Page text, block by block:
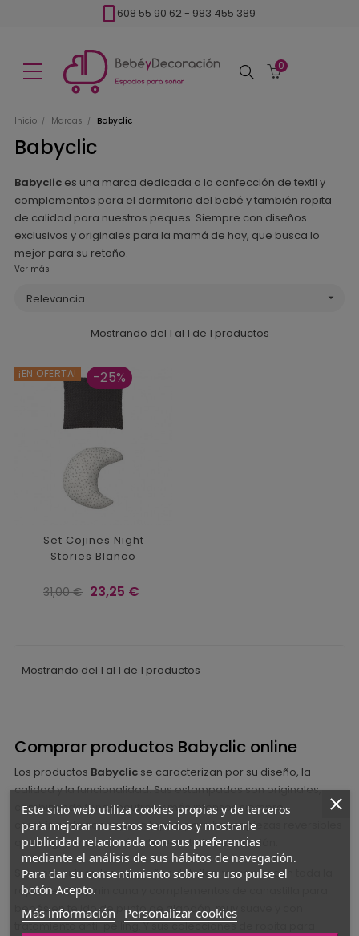
608 55 90 62 - 983 455 389
Buscar
0
Inicio Marcas Babyclic
Babyclic
Babyclic es una marca dedicada a la confección de textil y
complementos para el dormitorio del bebé y también ropita
de calidad para nuestros peques. Siempre con diseños
exclusivos y originales para la mamá de hoy, que busca lo
mejor para su retoño.
Ver más
Relevancia 
Mostrando del 1 al 1 de 1 productos
¡EN OFERTA! -25%
Set Cojines Night
Stories Blanco
Precio
31,00 € Precio
23,25 €
Mostrando del 1 al 1 de 1 productos
Comprar productos Babyclic online
Los productos Babyclic se caracterizan por su diseño, la
calidad y la funcionalidad. Sus estampados son originales,
combinando tonos neutros y más intensos siempre
combinando con rayas o topos, para hacer piezas reversibles
que hagan mucho más interesante la decoración.
Siempre cuidan los pequeños detalles, y nos ofrecen toda la
ropa de cuna, minicuna y complementos de canastilla para
bebés en tejido de punto de algodón, muy suave y con
tratamiento anti-pelling. Y sus colecciones de ropita para
Este sitio web utiliza cookies propias y de terceros
para mejorar nuestros servicios y mostrarle
publicidad relacionada con sus preferencias
mediante el análisis de sus hábitos de navegación.
Para dar su consentimiento sobre su uso pulse el
botón Acepto.
Más información Personalizar cookies